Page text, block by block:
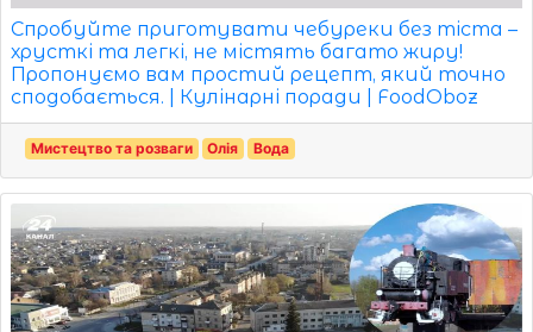
Спробуйте приготувати чебуреки без тіста –
хрусткі та легкі, не містять багато жиру!
Пропонуємо вам простий рецепт, який точно
сподобається. | Кулінарні поради | FoodOboz
Мистецтво та розваги Олія Вода